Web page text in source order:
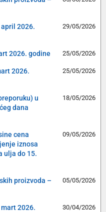
2026.
29/05/2026
2026. godine 25/05/2026
2026.
25/05/2026
u
dana
18/05/2026
cena
iznosa
ulja do 15.
09/05/2026
proizvoda –
05/05/2026
2026.
30/04/2026